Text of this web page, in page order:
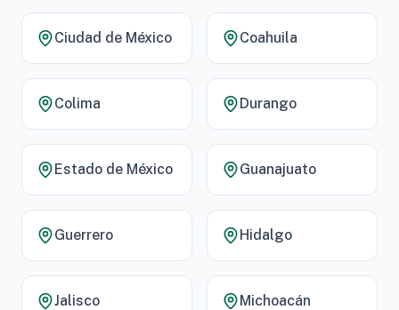
Ciudad de México Coahuila
Colima Durango
Estado de México Guanajuato
Guerrero Hidalgo
Jalisco Michoacán